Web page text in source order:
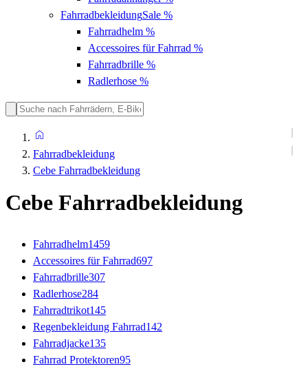
FahrradbekleidungSale %
Fahrradhelm %
Accessoires für Fahrrad %
Fahrradbrille %
Radlerhose %
Fahrradbekleidung
Cebe Fahrradbekleidung
Cebe Fahrradbekleidung
Fahrradhelm1459
Accessoires für Fahrrad697
Fahrradbrille307
Radlerhose284
Fahrradtrikot145
Regenbekleidung Fahrrad142
Fahrradjacke135
Fahrrad Protektoren95